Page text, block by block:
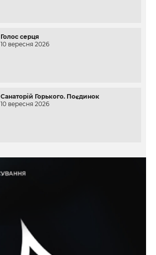
Голос серця
10 вересня 2026
Санаторій Горького. Поєдинок
10 вересня 2026